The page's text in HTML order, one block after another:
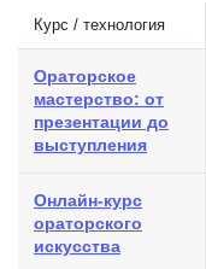
Курс / технология
Ораторское
мастерство: от
презентации до
выступления
Онлайн-курс
ораторского
искусства